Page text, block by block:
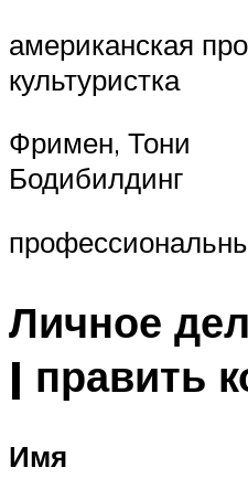
американская
культуристка
Фримен, Тони
Бодибилдинг
Личное
| править
Имя